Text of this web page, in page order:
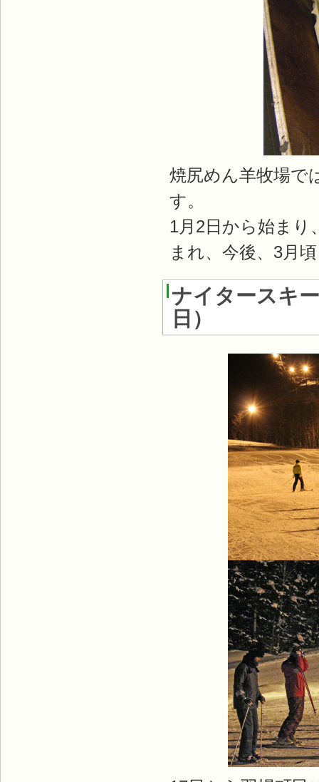
焼尻めん羊牧場で
す。
1月2日から始まり
まれ、今後、3月
ナイタースキ
日 ）